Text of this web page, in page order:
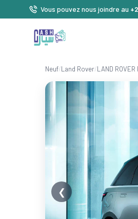
Vous pouvez nous joindre au
Neuf/Land Rover/LAND
❮